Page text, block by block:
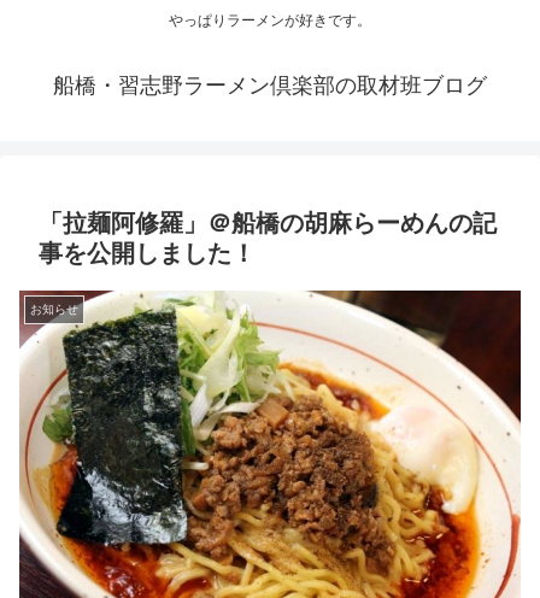
やっぱりラーメンが好きです。
船橋・習志野ラーメン倶楽部の取材班ブログ
「拉麺阿修羅」＠船橋の胡麻らーめんの記
事を公開しました！
お知らせ